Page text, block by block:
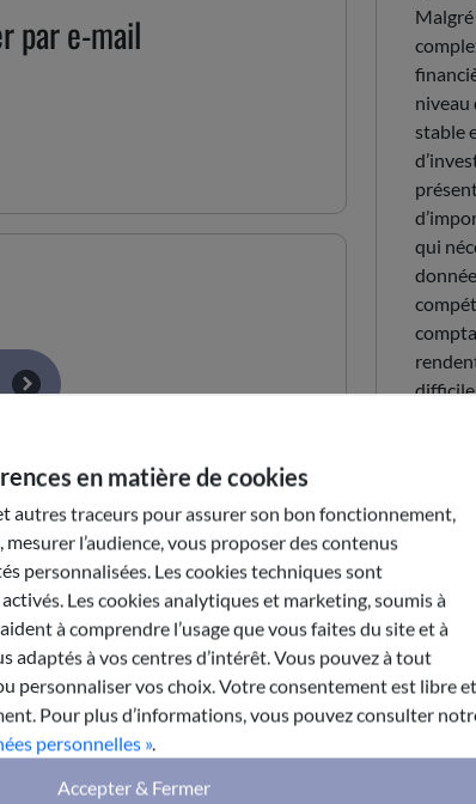
par e-mail
Malgré
niveau
stable
qui
fine
les
salue
tout
sur la
entre
en matière de cookies
autres traceurs pour assurer son bon fonctionnement,
l’audience, vous proposer des contenus
personnalisées. Les cookies techniques sont
Les cookies analytiques et marketing, soumis à
à comprendre l’usage que vous faites du site et à
adaptés à vos centres d’intérêt. Vous pouvez à tout
personnaliser vos choix. Votre consentement est libre et
Pour plus d’informations, vous pouvez consulter
personnelles ».
Accepter & Fermer